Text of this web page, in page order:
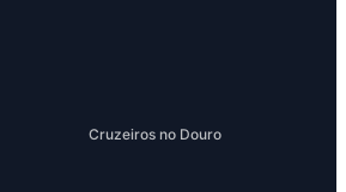
Cruzeiros no Douro